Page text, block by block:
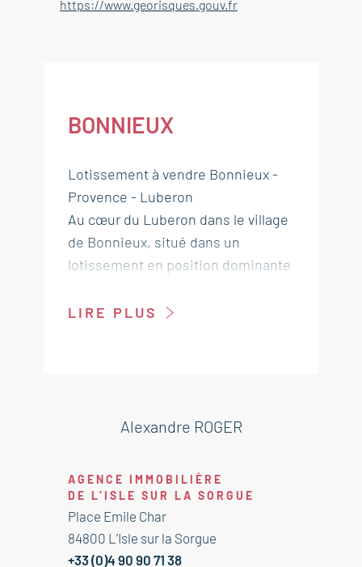
https://www.georisques.gouv.fr
BONNIEUX
Lotissement à vendre Bonnieux -
Provence - Luberon
Au cœur du Luberon dans le village
de Bonnieux, situé dans un
lotissement en position dominante
241m² viabilisés (eau, edf, égout)
LIRE PLUS
Alexandre ROGER
AGENCE IMMOBILIÈRE
DE L’ISLE SUR LA SORGUE
Place Emile Char
84800 L’Isle sur la Sorgue
+33 (0)4 90 90 71 38